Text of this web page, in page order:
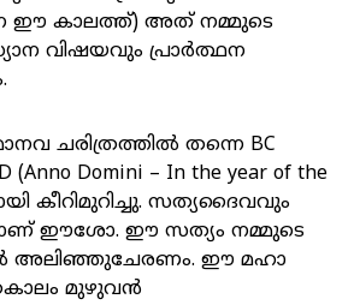
ഈ കാലത്ത്) അത് നമ്മുടെ
വിഷയവും പ്രാർത്ഥന
ചരിത്രത്തിൽ തന്നെ BC
(Anno Domini – In the year of the
കീറിമുറിച്ചു. സത്യദൈവവും
ഈശോ. ഈ സത്യം നമ്മുടെ
അലിഞ്ഞുചേരണം. ഈ മഹാ
മുഴുവൻ